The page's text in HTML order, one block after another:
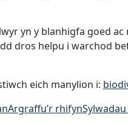
yn y blanhigfa goed
dros helpu i warchod
eich manylion i:
Argraffu’r rhifynSylwadau